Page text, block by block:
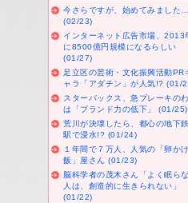
今さらですが、始めてみました…
(02/23)
インターネット広告市場、2013
に8500億円規模になるらしい
(01/27)
足立区の芸術・文化振興活動PR
ャラ「アダチン」が人気!? (01/
スターバックス、急ブレーキの
は「ブランド力の低下」 (01/25)
荒川が決壊したら、都心の地下
駅で浸水!? (01/24)
１年間で７万人、人気の「卵か
飯」屋さん (01/23)
脳科学者の茂木さん「よく眠ら
人は、創造的に生きられない」
(01/22)